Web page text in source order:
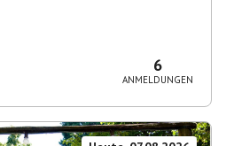
6
ANMELDUNGEN